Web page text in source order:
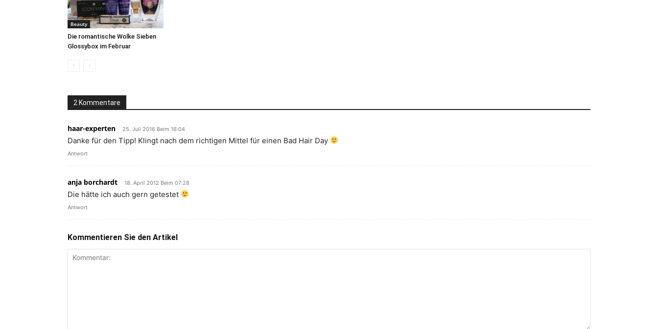
Beauty
Die romantische Wolke Sieben
Glossybox im Februar
2 Kommentare
haar-experten 25. Juli 2016 Beim 16:04
Danke für den Tipp! Klingt nach dem richtigen Mittel für einen Bad Hair Day
Antwort
anja borchardt 18. April 2012 Beim 07:28
Die hätte ich auch gern getestet
Antwort
Kommentieren Sie den Artikel